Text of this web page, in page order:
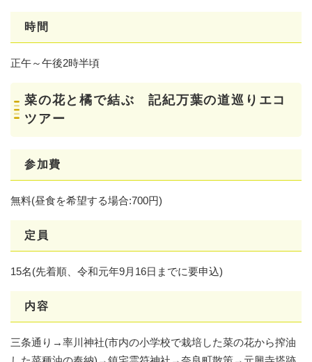
時間
正午～午後2時半頃
菜の花と橘で結ぶ 記紀万葉の道巡りエコ
ツアー
参加費
無料(昼食を希望する場合:700円)
定員
15名(先着順、令和元年9月16日までに要申込)
内容
三条通り→率川神社(市内の小学校で栽培した菜の花から搾油